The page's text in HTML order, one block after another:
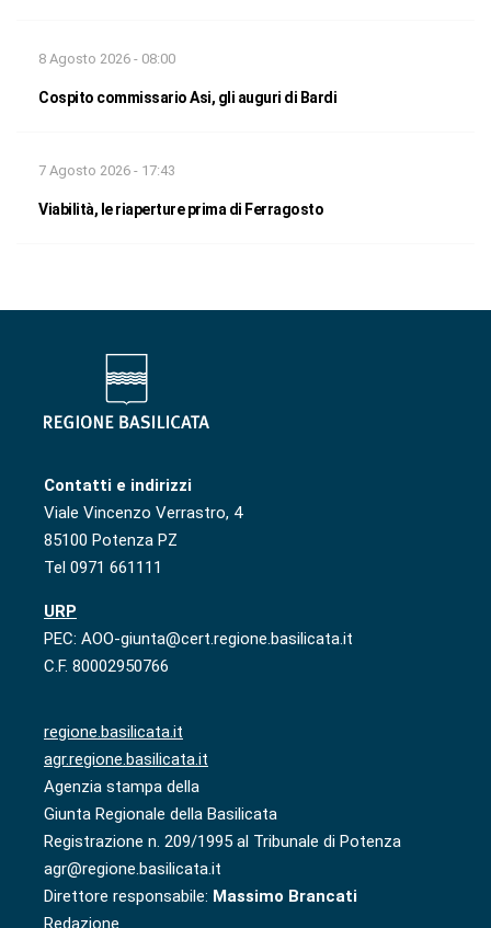
8 Agosto 2026 - 08:00
Cospito commissario Asi, gli auguri di Bardi
7 Agosto 2026 - 17:43
Viabilità, le riaperture prima di Ferragosto
Contatti e indirizzi
Viale Vincenzo Verrastro, 4
85100 Potenza PZ
Tel 0971 661111
URP
PEC: AOO-giunta@cert.regione.basilicata.it
C.F. 80002950766
regione.basilicata.it
agr.regione.basilicata.it
Agenzia stampa della
Giunta Regionale della Basilicata
Registrazione n. 209/1995 al Tribunale di Potenza
agr@regione.basilicata.it
Direttore responsabile: Massimo Brancati
Redazione